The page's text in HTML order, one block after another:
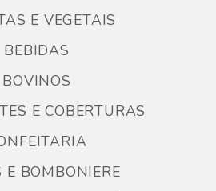
E VEGETAIS
BEBIDAS
BOVINOS
E COBERTURAS
E BOMBONIERE